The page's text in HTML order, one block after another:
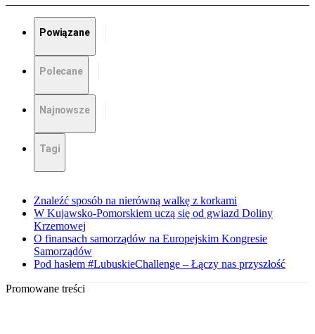
Powiązane
Polecane
Najnowsze
Tagi
Znaleźć sposób na nierówną walkę z korkami
W Kujawsko-Pomorskiem uczą się od gwiazd Doliny
Krzemowej
O finansach samorządów na Europejskim Kongresie
Samorządów
Pod hasłem #LubuskieChallenge – Łączy nas przyszłość
Promowane treści